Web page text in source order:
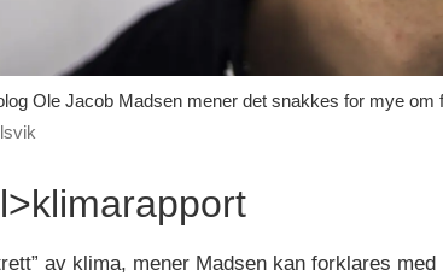
Ole Jacob Madsen mener det snakkes for mye
av klima, mener Madsen kan forklares